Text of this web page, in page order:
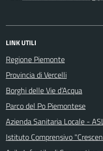
LINK UTILI
Regione Piemonte
Provincia di Vercelli
Borghi delle Vie d’Acqua
Parco del Po Piemontese
Azienda Sanitaria Locale -
Istituto Comprensivo